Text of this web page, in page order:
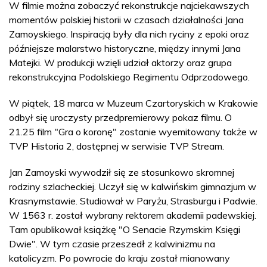
W filmie można zobaczyć rekonstrukcje najciekawszych
momentów polskiej historii w czasach działalności Jana
Zamoyskiego. Inspiracją były dla nich ryciny z epoki oraz
późniejsze malarstwo historyczne, między innymi Jana
Matejki. W produkcji wzięli udział aktorzy oraz grupa
rekonstrukcyjna Podolskiego Regimentu Odprzodowego.
W piątek, 18 marca w Muzeum Czartoryskich w Krakowie
odbył się uroczysty przedpremierowy pokaz filmu. O
21.25 film "Gra o koronę" zostanie wyemitowany także w
TVP Historia 2, dostępnej w serwisie TVP Stream.
Jan Zamoyski wywodził się ze stosunkowo skromnej
rodziny szlacheckiej. Uczył się w kalwińskim gimnazjum w
Krasnymstawie. Studiował w Paryżu, Strasburgu i Padwie.
W 1563 r. został wybrany rektorem akademii padewskiej.
Tam opublikował książkę "O Senacie Rzymskim Księgi
Dwie". W tym czasie przeszedł z kalwinizmu na
katolicyzm. Po powrocie do kraju został mianowany